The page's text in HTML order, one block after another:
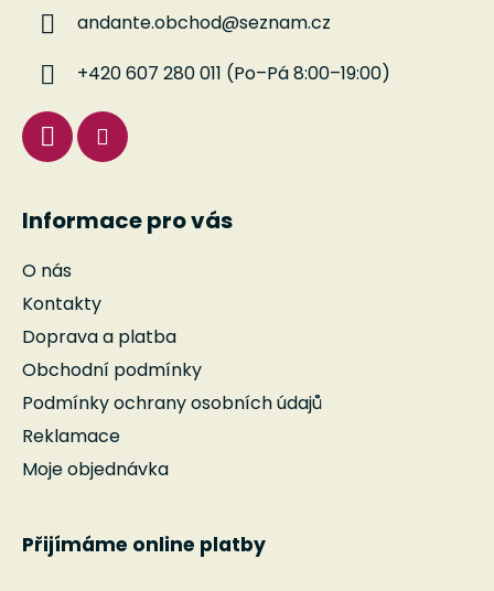
andante.obchod@seznam.cz
+420 607 280 011 (Po–Pá 8:00–19:00)
Informace pro vás
O nás
Kontakty
Doprava a platba
Obchodní podmínky
Podmínky ochrany osobních údajů
Reklamace
Moje objednávka
Přijímáme online platby